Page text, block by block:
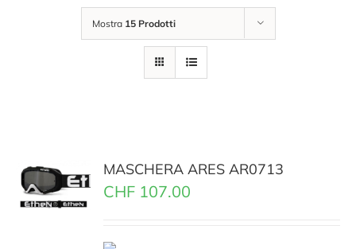
Mostra 15 Prodotti
MASCHERA ARES AR0713
CHF 107.00